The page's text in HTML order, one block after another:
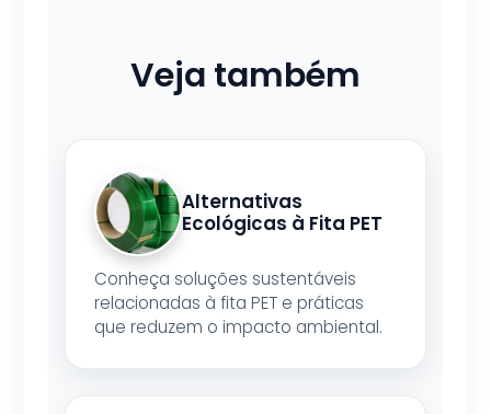
Veja também
Alternativas
Ecológicas à Fita PET
Conheça soluções sustentáveis
relacionadas à fita PET e práticas
que reduzem o impacto ambiental.